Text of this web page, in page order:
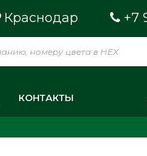
Краснодар +7
КОНТАКТЫ